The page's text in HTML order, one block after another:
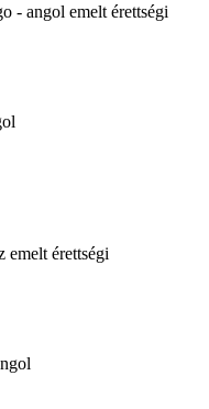
- angol emelt érettségi
emelt érettségi